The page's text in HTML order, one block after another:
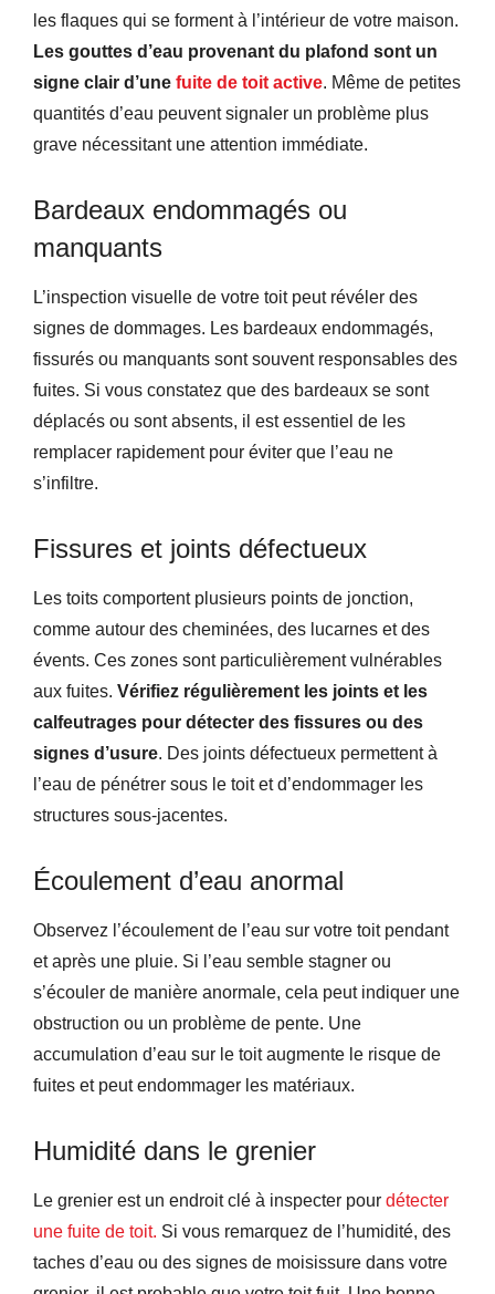
les flaques qui se forment à l’intérieur de votre maison.
Les gouttes d’eau provenant du plafond sont un
signe clair d’une fuite de toit active. Même de petites
quantités d’eau peuvent signaler un problème plus
grave nécessitant une attention immédiate.
Bardeaux endommagés ou
manquants
L’inspection visuelle de votre toit peut révéler des
signes de dommages. Les bardeaux endommagés,
fissurés ou manquants sont souvent responsables des
fuites. Si vous constatez que des bardeaux se sont
déplacés ou sont absents, il est essentiel de les
remplacer rapidement pour éviter que l’eau ne
s’infiltre.
Fissures et joints défectueux
Les toits comportent plusieurs points de jonction,
comme autour des cheminées, des lucarnes et des
évents. Ces zones sont particulièrement vulnérables
aux fuites. Vérifiez régulièrement les joints et les
calfeutrages pour détecter des fissures ou des
signes d’usure. Des joints défectueux permettent à
l’eau de pénétrer sous le toit et d’endommager les
structures sous-jacentes.
Écoulement d’eau anormal
Observez l’écoulement de l’eau sur votre toit pendant
et après une pluie. Si l’eau semble stagner ou
s’écouler de manière anormale, cela peut indiquer une
obstruction ou un problème de pente. Une
accumulation d’eau sur le toit augmente le risque de
fuites et peut endommager les matériaux.
Humidité dans le grenier
Le grenier est un endroit clé à inspecter pour détecter
une fuite de toit. Si vous remarquez de l’humidité, des
taches d’eau ou des signes de moisissure dans votre